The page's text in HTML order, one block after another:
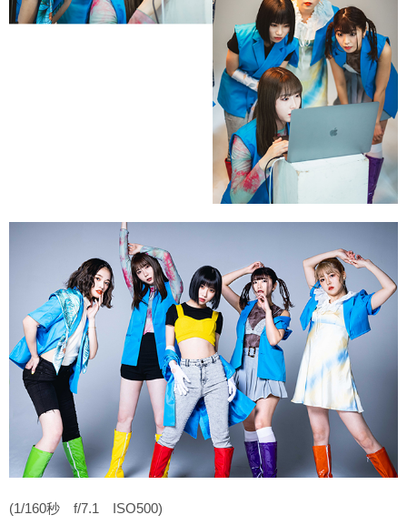
(1/160秒 f/7.1 ISO500)